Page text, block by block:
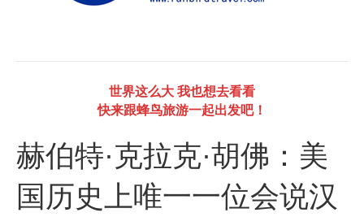
世界这么大 我也想去看看
快来跟蜂鸟旅游一起出发吧！
赫伯特·克拉克·胡佛：美
国历史上唯一一位会说汉